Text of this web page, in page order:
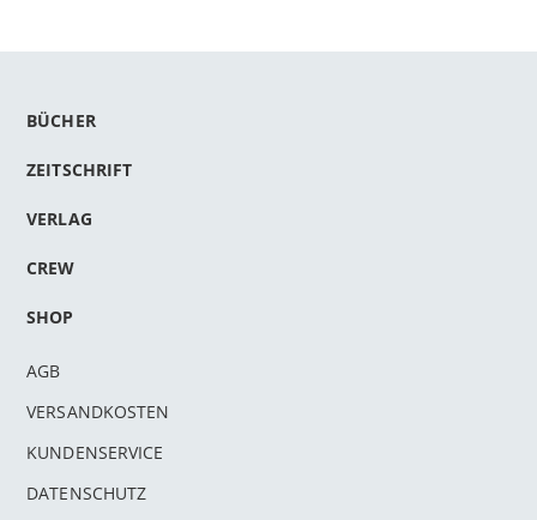
BÜCHER
ZEITSCHRIFT
VERLAG
CREW
SHOP
AGB
VERSANDKOSTEN
KUNDENSERVICE
DATENSCHUTZ